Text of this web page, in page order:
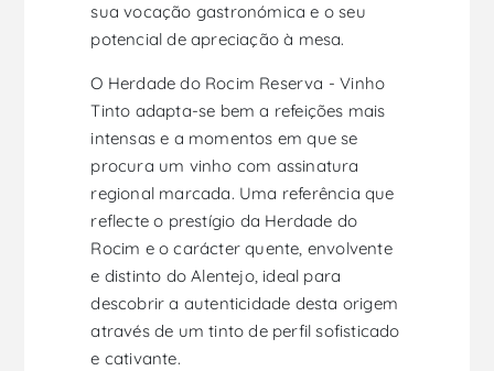
sua vocação gastronómica e o seu
potencial de apreciação à mesa.
O Herdade do Rocim Reserva - Vinho
Tinto adapta-se bem a refeições mais
intensas e a momentos em que se
procura um vinho com assinatura
regional marcada. Uma referência que
reflecte o prestígio da Herdade do
Rocim e o carácter quente, envolvente
e distinto do Alentejo, ideal para
descobrir a autenticidade desta origem
através de um tinto de perfil sofisticado
e cativante.